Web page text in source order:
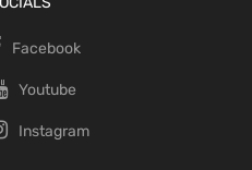
Facebook
Youtube
Instagram